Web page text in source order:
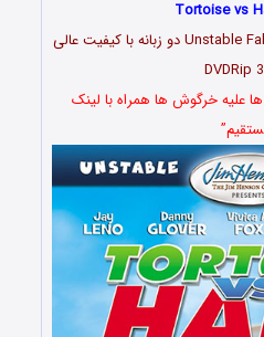
Tortoise vs
Unstable Fables: Tortoise vs Hare 2008 دو زبانه با کیفیت عالی
DVDRip
علیه خرگوش ها همراه با لینک